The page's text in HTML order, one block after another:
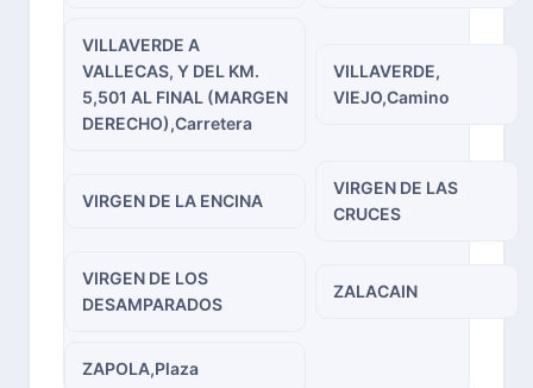
VILLAVERDE A
VALLECAS, Y DEL KM.
5,501 AL FINAL (MARGEN
DERECHO),Carretera
VILLAVERDE,
VIEJO,Camino
VIRGEN DE LA ENCINA
VIRGEN DE LAS
CRUCES
VIRGEN DE LOS
DESAMPARADOS
ZALACAIN
ZAPOLA,Plaza